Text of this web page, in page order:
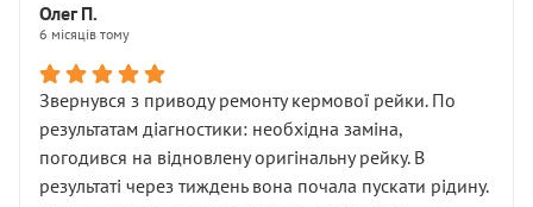
Олег П.
6 місяців тому
Звернувся з приводу ремонту кермової рейки. По
результатам діагностики: необхідна заміна,
погодився на відновлену оригінальну рейку. В
результаті через тиждень вона почала пускати рідину.